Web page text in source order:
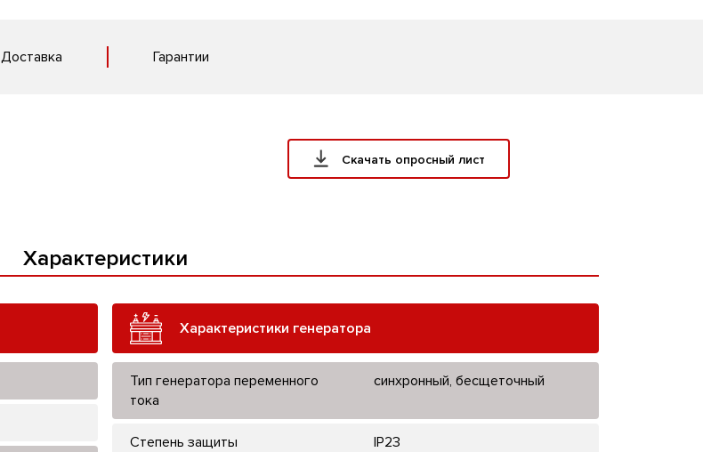
Доставка Гарантии
Скачать опросный лист
Характеристики
Характеристики генератора
Тип генератора переменного
тока
синхронный, бесщеточный
Степень защиты IP23